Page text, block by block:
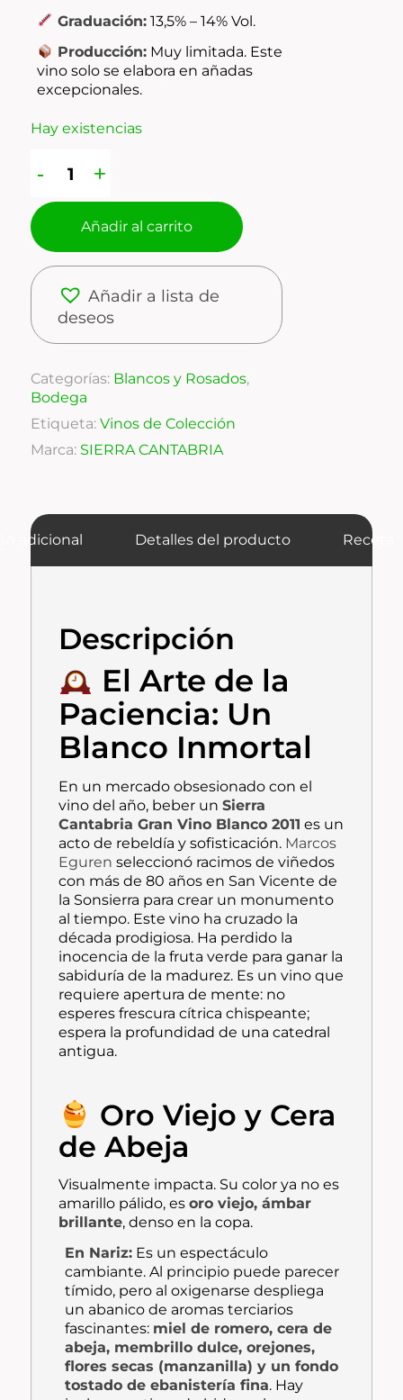
Graduación:13,5% – 14% Vol.
Producción:Muy limitada. Este
vino solo se elabora en añadas
excepcionales.
Hay existencias
Añadir al carrito
Añadir a lista de
deseos
Categorías: Blancos y Rosados,
Bodega
Etiqueta: Vinos de Colección
Marca: SIERRA CANTABRIA
adicional Detalles del producto Receta
Descripción
El Arte de la
Paciencia: Un
Blanco Inmortal
En un mercado obsesionado con el
vino del año, beber unSierra
Cantabria Gran Vino Blanco 2011 es un
acto de rebeldía y sofisticación. Marcos
Eguren seleccionó racimos de viñedos
con más de 80 años en San Vicente de
la Sonsierra para crear un monumento
al tiempo. Este vino ha cruzado la
década prodigiosa. Ha perdido la
inocencia de la fruta verde para ganar la
sabiduría de la madurez. Es un vino que
requiere apertura de mente: no
esperes frescura cítrica chispeante;
espera la profundidad de una catedral
antigua.
Oro Viejo y Cera
de Abeja
Visualmente impacta. Su color ya no es
amarillo pálido, esoro viejo, ámbar
brillante, denso en la copa.
En Nariz: Es un espectáculo
cambiante. Al principio puede parecer
tímido, pero al oxigenarse despliega
un abanico de aromas terciarios
fascinantes: miel de romero, cera de
abeja, membrillo dulce, orejones,
flores secas (manzanilla) y un fondo
tostado de ebanistería fina. Hay